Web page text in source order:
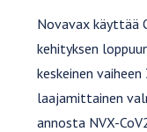
Novavax käyttää
kehityksen
keskeinen
laajamittainen
annosta NVX-